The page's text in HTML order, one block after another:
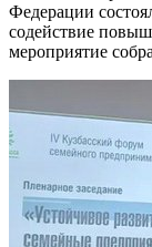
Федерации
содействие
мероприятие